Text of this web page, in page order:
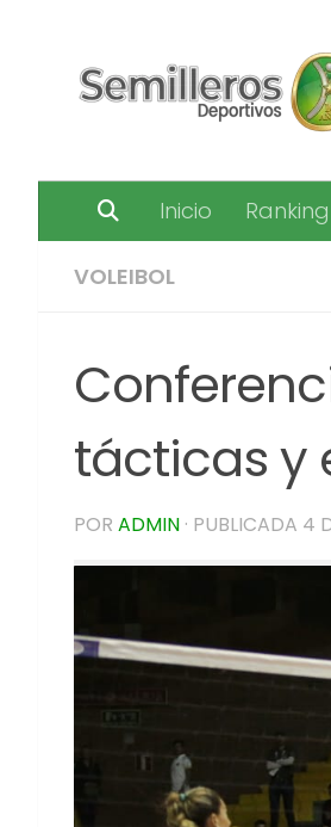
Inicio
VOLEIBOL
tácticas y
POR ADMIN · PUBLICADA 4